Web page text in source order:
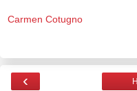
Carmen Cotugno
‹